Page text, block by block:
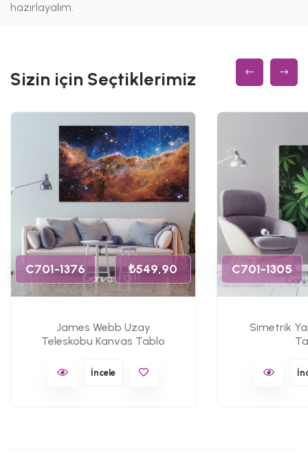
hazırlayalım.
Sizin için Seçtiklerimiz
C701-1376 ₺549,90
James Webb Uzay
Teleskobu Kanvas Tablo
İncele
C701-1305
Simetrik